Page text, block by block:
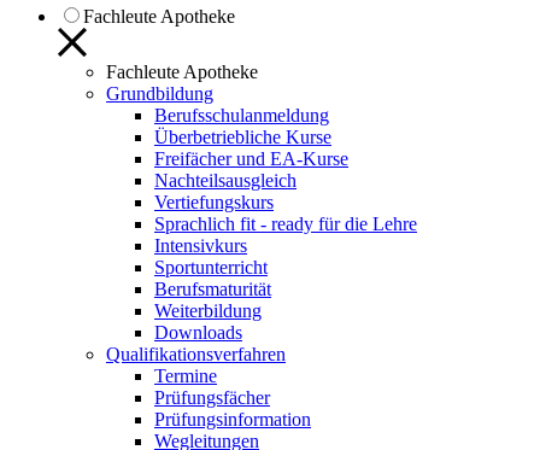
Fachleute Apotheke
Fachleute Apotheke
Grundbildung
Berufsschulanmeldung
Überbetriebliche Kurse
Freifächer und EA-Kurse
Nachteilsausgleich
Vertiefungskurs
Sprachlich fit - ready für die Lehre
Intensivkurs
Sportunterricht
Berufsmaturität
Weiterbildung
Downloads
Qualifikationsverfahren
Termine
Prüfungsfächer
Prüfungsinformation
Wegleitungen